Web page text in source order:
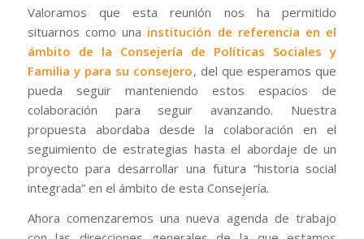
Valoramos que esta reunión nos ha permitido
situarnos como una institución de referencia en el
ámbito de la Consejería de Políticas Sociales y
Familia y para su consejero, del que esperamos que
pueda seguir manteniendo estos espacios de
colaboración para seguir avanzando. Nuestra
propuesta abordaba desde la colaboración en el
seguimiento de estrategias hasta el abordaje de un
proyecto para desarrollar una futura “historia social
integrada” en el ámbito de esta Consejería.
Ahora comenzaremos una nueva agenda de trabajo